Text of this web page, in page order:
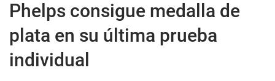
Phelps consigue medalla de
plata en su última prueba
individual